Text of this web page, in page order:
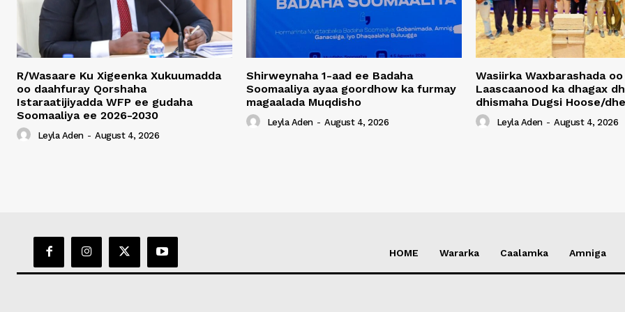
R/Wasaare Ku Xigeenka Xukuumadda
oo daahfuray Qorshaha
Istaraatijiyadda WFP ee gudaha
Soomaaliya ee 2026-2030
Leyla Aden - August 4, 2026
Shirweynaha 1-aad ee Badaha
Soomaaliya ayaa goordhow ka furmay
magaalada Muqdisho
Leyla Aden - August 4, 2026
Wasiirka Waxbarashada
Laascaanood ka dhagax
dhismaha Dugsi Hoose/
Leyla Aden - August 4, 2026
HOME Wararka Caalamka Amniga